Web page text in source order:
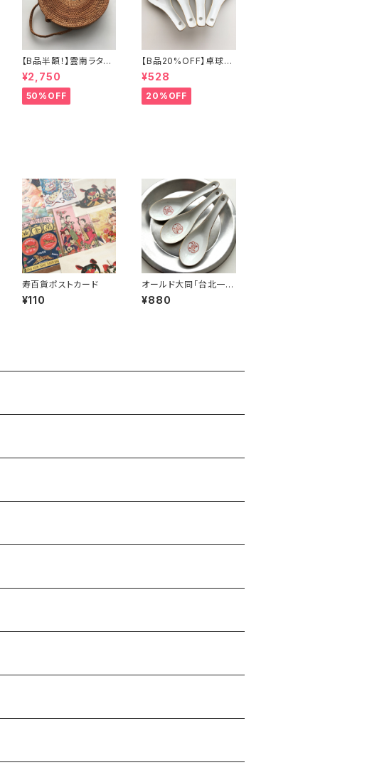
【B品半額！】雲南ラタン
カゴバッグ
¥2,750
50%OFF
【B品20%OFF】卓球少
年レンゲ
¥528
20%OFF
寿百貨ポストカード
¥110
オールド大同「台北一信
ロゴ」レンゲ
¥880